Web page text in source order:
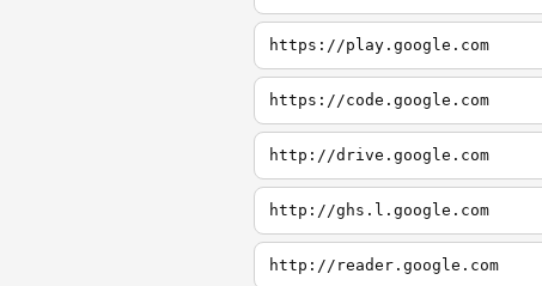
https://play.google.com
https://code.google.com
http://drive.google.com
http://ghs.l.google.com
http://reader.google.com